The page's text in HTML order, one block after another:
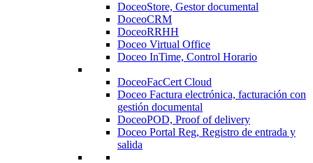
DoceoStore, Gestor documental
DoceoCRM
DoceoRRHH
Doceo Virtual Office
Doceo InTime, Control Horario
DoceoFacCert Cloud
Doceo Factura electrónica, facturación con
gestión documental
DoceoPOD, Proof of delivery
Doceo Portal Reg, Registro de entrada y
salida